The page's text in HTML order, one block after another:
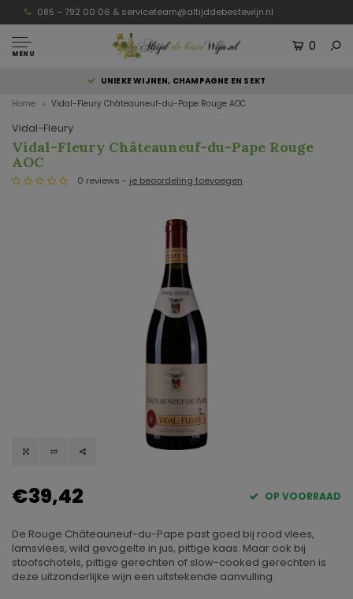
085 – 792 00 06 & serviceteam@altijddebestewijn.nl
MENU
0
UNIEKE WIJNEN, CHAMPAGNE EN SEKT
Home Vidal-Fleury Châteauneuf-du-Pape Rouge AOC
Vidal-Fleury
Vidal-Fleury Châteauneuf-du-Pape Rouge
AOC
0 reviews - je beoordeling toevoegen
€39,42 OP VOORRAAD
De Rouge Châteauneuf-du-Pape past goed bij rood vlees,
lamsvlees, wild gevogelte in jus, pittige kaas. Maar ook bij
stoofschotels, pittige gerechten of slow-cooked gerechten is
deze uitzonderlijke wijn een uitstekende aanvulling.